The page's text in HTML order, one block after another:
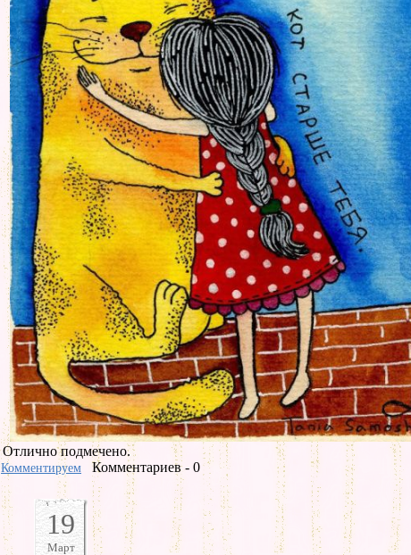
Отлично подмечено.
Комментируем Комментариев - 0
19
Март